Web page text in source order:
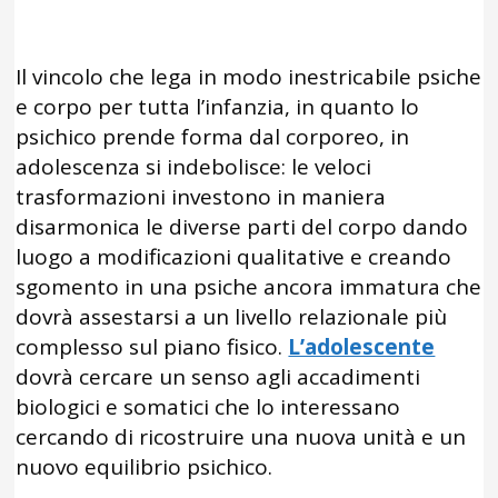
Il vincolo che lega in modo inestricabile psiche
e corpo per tutta l’infanzia, in quanto lo
psichico prende forma dal corporeo, in
adolescenza si indebolisce: le veloci
trasformazioni investono in maniera
disarmonica le diverse parti del corpo dando
luogo a modificazioni qualitative e creando
sgomento in una psiche ancora immatura che
dovrà assestarsi a un livello relazionale più
complesso sul piano fisico. L’adolescente
dovrà cercare un senso agli accadimenti
biologici e somatici che lo interessano
cercando di ricostruire una nuova unità e un
nuovo equilibrio psichico.